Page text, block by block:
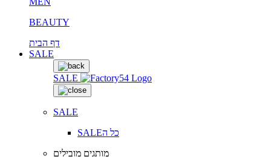
BEAUTY
דף הבית
SALE
SALE
SALE
SALEכל ה
מותגים מובילים